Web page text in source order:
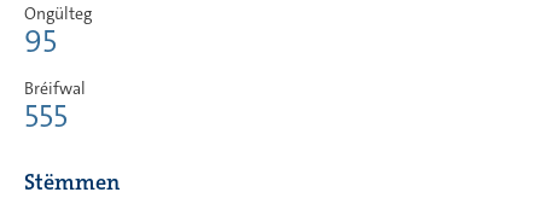
Ongülteg
95
Bréifwal
555
Stëmmen